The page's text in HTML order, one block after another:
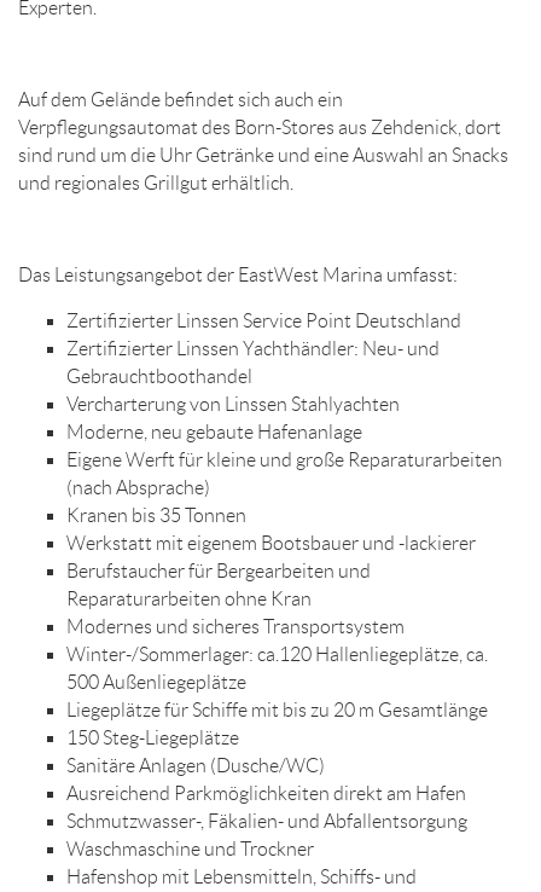
Experten.
Auf dem Gelände befindet sich auch ein
Verpflegungsautomat des Born-Stores aus Zehdenick, dort
sind rund um die Uhr Getränke und eine Auswahl an Snacks
und regionales Grillgut erhältlich.
Das Leistungsangebot der EastWest Marina umfasst:
Zertifizierter Linssen Service Point Deutschland
Zertifizierter Linssen Yachthändler: Neu- und
Gebrauchtboothandel
Vercharterung von Linssen Stahlyachten
Moderne, neu gebaute Hafenanlage
Eigene Werft für kleine und große Reparaturarbeiten
(nach Absprache)
Kranen bis 35 Tonnen
Werkstatt mit eigenem Bootsbauer und -lackierer
Berufstaucher für Bergearbeiten und
Reparaturarbeiten ohne Kran
Modernes und sicheres Transportsystem
Winter-/Sommerlager: ca.120 Hallenliegeplätze, ca.
500 Außenliegeplätze
Liegeplätze für Schiffe mit bis zu 20 m Gesamtlänge
150 Steg-Liegeplätze
Sanitäre Anlagen (Dusche/WC)
Ausreichend Parkmöglichkeiten direkt am Hafen
Schmutzwasser-, Fäkalien- und Abfallentsorgung
Waschmaschine und Trockner
Hafenshop mit Lebensmitteln, Schiffs- und